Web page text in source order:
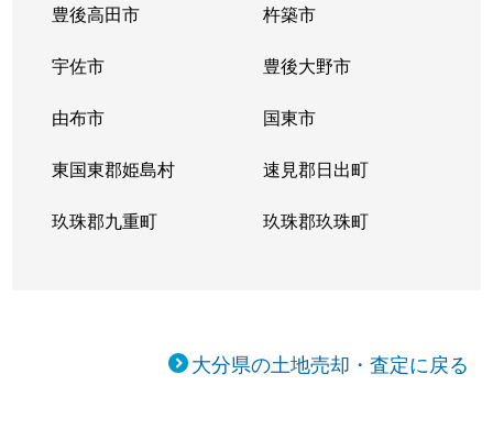
豊後高田市 杵築市
宇佐市 豊後大野市
由布市 国東市
東国東郡姫島村 速見郡日出町
玖珠郡九重町 玖珠郡玖珠町
大分県の土地売却・査定に戻る